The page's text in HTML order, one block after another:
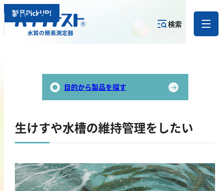
検索
目的から製品を探す
生けすや水槽の維持管理をしたい
製品PickUP!
製品を探す
で探す
亜鉛
カドミウム
金